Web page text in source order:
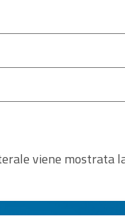
viene mostrata